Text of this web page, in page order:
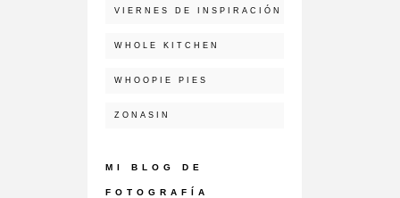
VIERNES DE INSPIRACIÓN
WHOLE KITCHEN
WHOOPIE PIES
ZONASIN
MI BLOG DE
FOTOGRAFÍA